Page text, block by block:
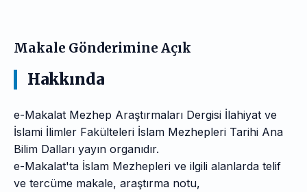
Makale Gönderimine Açık
Hakkında
e-Makalat Mezhep Araştırmaları Dergisi İlahiyat ve
İslami İlimler Fakülteleri İslam Mezhepleri Tarihi Ana
Bilim Dalları yayın organıdır.
e-Makalat'ta İslam Mezhepleri ve ilgili alanlarda telif
ve tercüme makale, araştırma notu,